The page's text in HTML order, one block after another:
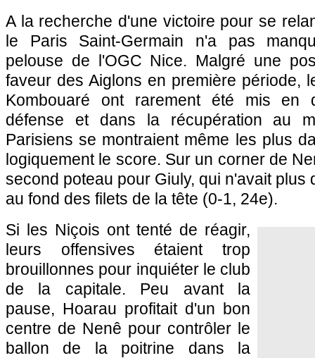
A la recherche d'une victoire pour se
le Paris Saint-Germain n'a pas
pelouse de l'OGC Nice. Malgré une
faveur des Aiglons en première période,
Kombouaré ont rarement été mis en
défense et dans la récupération au
Parisiens se montraient même les plus
logiquement le score. Sur un corner de
second poteau pour Giuly, qui n'avait plus
au fond des filets de la tête (0-1, 24e).
Si les Niçois ont tenté de réagir,
leurs offensives étaient trop
brouillonnes pour inquiéter le club
de la capitale. Peu avant la
pause, Hoarau profitait d'un bon
centre de Nenê pour contrôler le
ballon de la poitrine dans la